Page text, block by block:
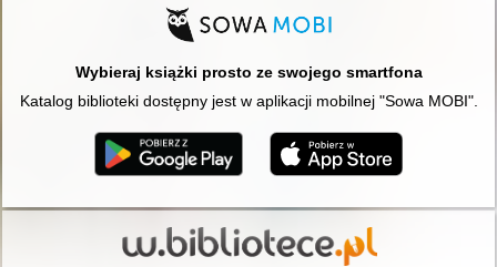
Wybieraj książki prosto ze swojego smartfona
Katalog biblioteki dostępny jest w aplikacji mobilnej "Sowa MOBI".